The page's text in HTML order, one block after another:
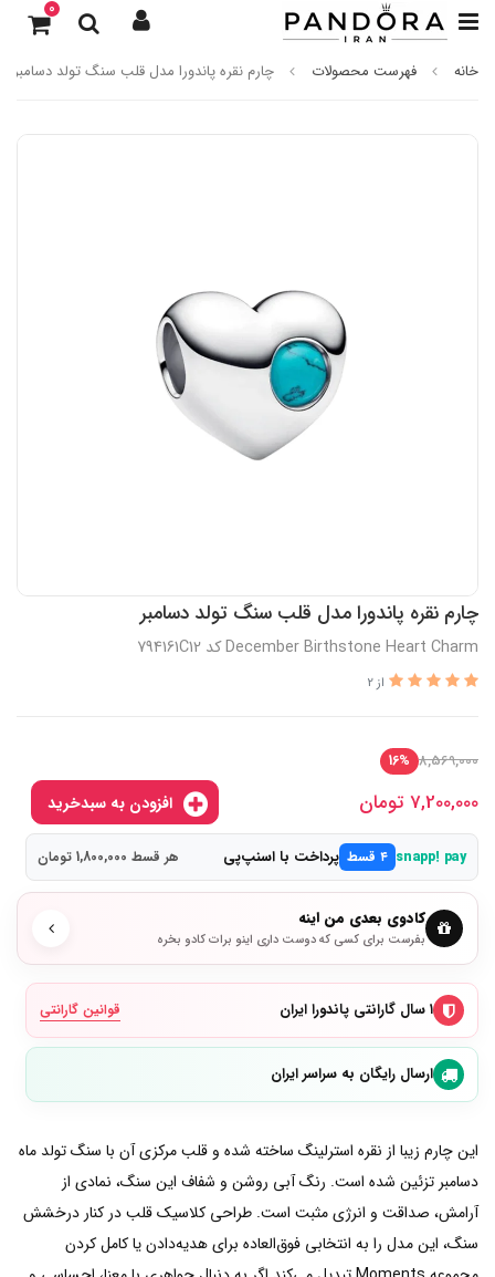
0
خانه فهرست محصولات چارم نقره پاندورا مدل قلب سنگ تولد دسامبر
چارم نقره پاندورا مدل قلب سنگ تولد دسامبر
December Birthstone Heart Charm کد 794161C12
از 2
8,569,000
16%
7,200,000 تومان
snapp! pay ۴ قسط پرداخت با اسنپ‌پی هر قسط 1,800,000 تومان
کادوی بعدی من اینه
بفرست برای کسی که دوست داری اینو برات کادو بخره
۱ سال گارانتی پاندورا ایران قوانین گارانتی
ارسال رایگان به سراسر ایران
این چارم زیبا از نقره استرلینگ ساخته شده و قلب مرکزی آن با سنگ تولد ماه
دسامبر تزئین شده است. رنگ آبی روشن و شفاف این سنگ، نمادی از
آرامش، صداقت و انرژی مثبت است. طراحی کلاسیک قلب در کنار درخشش
سنگ، این مدل را به انتخابی فوق‌العاده برای هدیه‌دادن یا کامل کردن